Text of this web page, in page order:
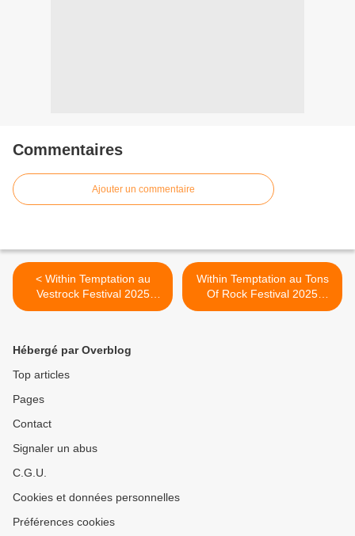
Commentaires
Ajouter un commentaire
< Within Temptation au
Vestrock Festival 2025
(Pays-Bas)
Within Temptation au Tons
Of Rock Festival 2025
(Norvège) >
Hébergé par Overblog
Top articles
Pages
Contact
Signaler un abus
C.G.U.
Cookies et données personnelles
Préférences cookies